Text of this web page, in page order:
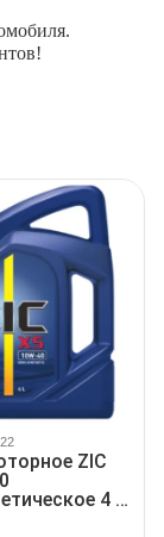
ZIC
4 л